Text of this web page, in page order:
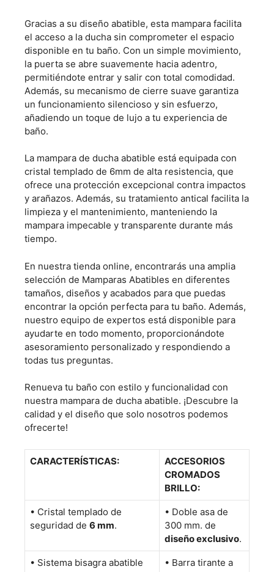
Gracias a su diseño abatible, esta mampara facilita
el acceso a la ducha sin comprometer el espacio
disponible en tu baño. Con un simple movimiento,
la puerta se abre suavemente hacia adentro,
permitiéndote entrar y salir con total comodidad.
Además, su mecanismo de cierre suave garantiza
un funcionamiento silencioso y sin esfuerzo,
añadiendo un toque de lujo a tu experiencia de
baño.
La mampara de ducha abatible está equipada con
cristal templado de 6mm de alta resistencia, que
ofrece una protección excepcional contra impactos
y arañazos. Además, su tratamiento antical facilita la
limpieza y el mantenimiento, manteniendo la
mampara impecable y transparente durante más
tiempo.
En nuestra tienda online, encontrarás una amplia
selección de Mamparas Abatibles en diferentes
tamaños, diseños y acabados para que puedas
encontrar la opción perfecta para tu baño. Además,
nuestro equipo de expertos está disponible para
ayudarte en todo momento, proporcionándote
asesoramiento personalizado y respondiendo a
todas tus preguntas.
Renueva tu baño con estilo y funcionalidad con
nuestra mampara de ducha abatible. ¡Descubre la
calidad y el diseño que solo nosotros podemos
ofrecerte!
CARACTERÍSTICAS:
ACCESORIOS
CROMADOS
BRILLO:
• Cristal templado de
seguridad de 6 mm.
• Doble asa de
300 mm. de
diseño exclusivo.
• Sistema bisagra abatible
• Barra tirante a